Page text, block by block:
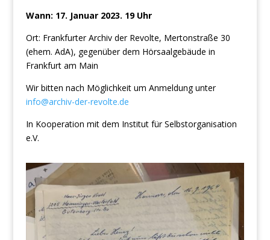
Wann: 17. Januar 2023. 19 Uhr
Ort: Frankfurter Archiv der Revolte, Mertonstraße 30
(ehem. AdA), gegenüber dem Hörsaalgebäude in
Frankfurt am Main
Wir bitten nach Möglichkeit um Anmeldung unter
info@archiv-der-revolte.de
In Kooperation mit dem Institut für Selbstorganisation
e.V.